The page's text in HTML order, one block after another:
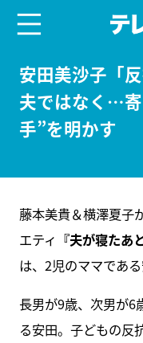
安田美沙子「
夫ではなく…
手”を明かす
藤本美貴＆横澤夏子
エティ 『夫が寝たあ
は、2児のママであ
長男が9歳、次男が6
る安田。子どもの反